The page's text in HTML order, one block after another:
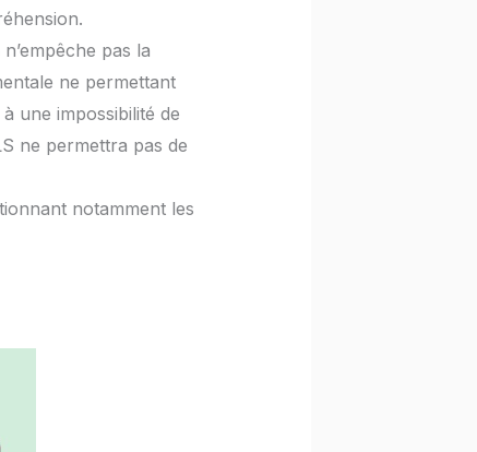
pas la
ne permettant
une impossibilité de
ne permettra pas de
notamment les